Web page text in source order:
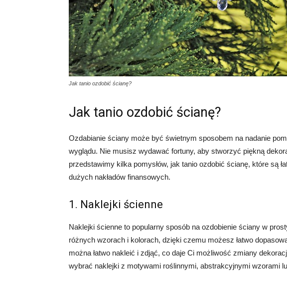
Jak tanio ozdobić ścianę?
Jak tanio ozdobić ścianę?
Ozdabianie ściany może być świetnym sposobem na nadanie
wyglądu. Nie musisz wydawać fortuny, aby stworzyć piękną
przedstawimy kilka pomysłów, jak tanio ozdobić ścianę, które są
dużych nakładów finansowych.
1. Naklejki ścienne
Naklejki ścienne to popularny sposób na ozdobienie ściany w
różnych wzorach i kolorach, dzięki czemu możesz łatwo
można łatwo nakleić i zdjąć, co daje Ci możliwość zmiany
wybrać naklejki z motywami roślinnymi, abstrakcyjnymi wzorami